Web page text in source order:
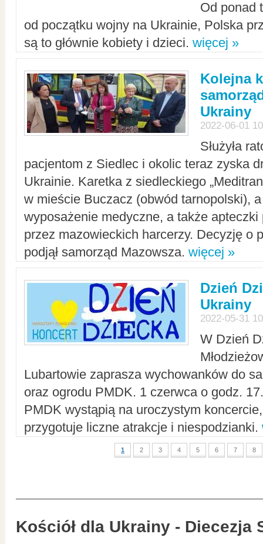
Od ponad
od początku wojny na Ukrainie, Polska
są to głównie kobiety i dzieci. więcej »
Kolejna
Ukrainy
2022-06-01
Służyła
pacjentom z Siedlec i okolic teraz zyska
Ukrainie. Karetka z siedleckiego
w mieście Buczacz (obwód tarnopolski),
wyposażenie medyczne, a także apteczki
przez mazowieckich harcerzy. Decyzję o
podjął samorząd Mazowsza. więcej »
Dzień
Ukrainy
2022-05-31
W Dzień
Lubartowie zaprasza wychowanków do
oraz ogrodu PMDK. 1 czerwca o godz.
PMDK wystąpią na uroczystym
przygotuje liczne atrakcje i niespodzianki.
1 2 3 4 5 6 7 8
Kościół dla Ukrainy - Diecezja